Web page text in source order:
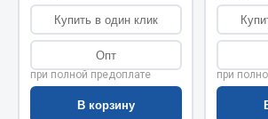
Автолампы
Блоки реле и предохранителей
Вилки нагрузочные
Выключатели и переключатели
Выключатели кнопочные
Купить в один клик
Опт
при полной предоплате
В корзину
при